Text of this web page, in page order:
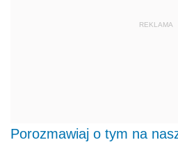
REKLAMA
Porozmawiaj o tym na